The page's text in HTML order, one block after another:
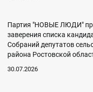
Партия "НОВЫЕ ЛЮДИ"
заверения списка
Собраний депутатов
района Ростовской
30.07.2026